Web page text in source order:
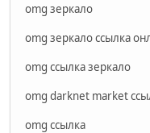
omg зеркало
omg зеркало ссылка
omg ссылка зеркало
omg darknet market
omg ссылка